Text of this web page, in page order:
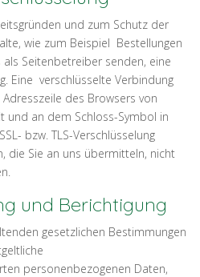
und zum Schutz der
wie zum Beispiel Bestellungen
Seitenbetreiber senden, eine
Eine verschlüsselte Verbindung
des Browsers von
und an dem Schloss-Symbol in
bzw. TLS-Verschlüsselung
die Sie an uns übermitteln, nicht
und Berichtigung
gesetzlichen Bestimmungen
personenbezogenen Daten,